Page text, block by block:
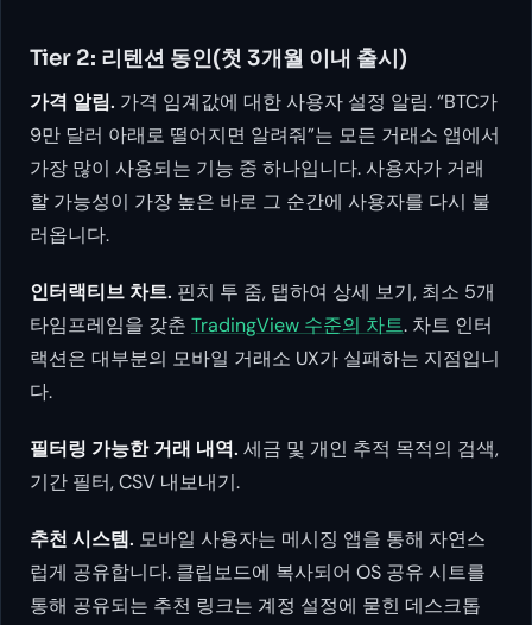
Tier 2: 리텐션 동인(첫 3개월 이내 출시)
가격 알림. 가격 임계값에 대한 사용자 설정 알림. “BTC가
9만 달러 아래로 떨어지면 알려줘”는 모든 거래소 앱에서
가장 많이 사용되는 기능 중 하나입니다. 사용자가 거래
할 가능성이 가장 높은 바로 그 순간에 사용자를 다시 불
러옵니다.
인터랙티브 차트. 핀치 투 줌, 탭하여 상세 보기, 최소 5개
타임프레임을 갖춘 TradingView 수준의 차트. 차트 인터
랙션은 대부분의 모바일 거래소 UX가 실패하는 지점입니
다.
필터링 가능한 거래 내역. 세금 및 개인 추적 목적의 검색,
기간 필터, CSV 내보내기.
추천 시스템. 모바일 사용자는 메시징 앱을 통해 자연스
럽게 공유합니다. 클립보드에 복사되어 OS 공유 시트를
통해 공유되는 추천 링크는 계정 설정에 묻힌 데스크톱